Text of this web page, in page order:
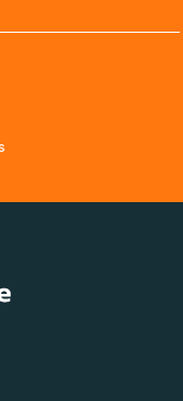
falls Ihr Paket
mehrere Tage